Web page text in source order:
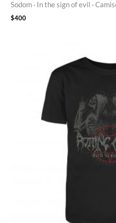
Sodom · In the sign of evil ·
$400